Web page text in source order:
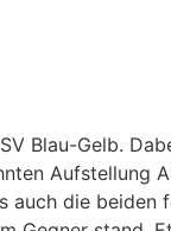
Blau-Gelb.
Aufstellung
die beiden